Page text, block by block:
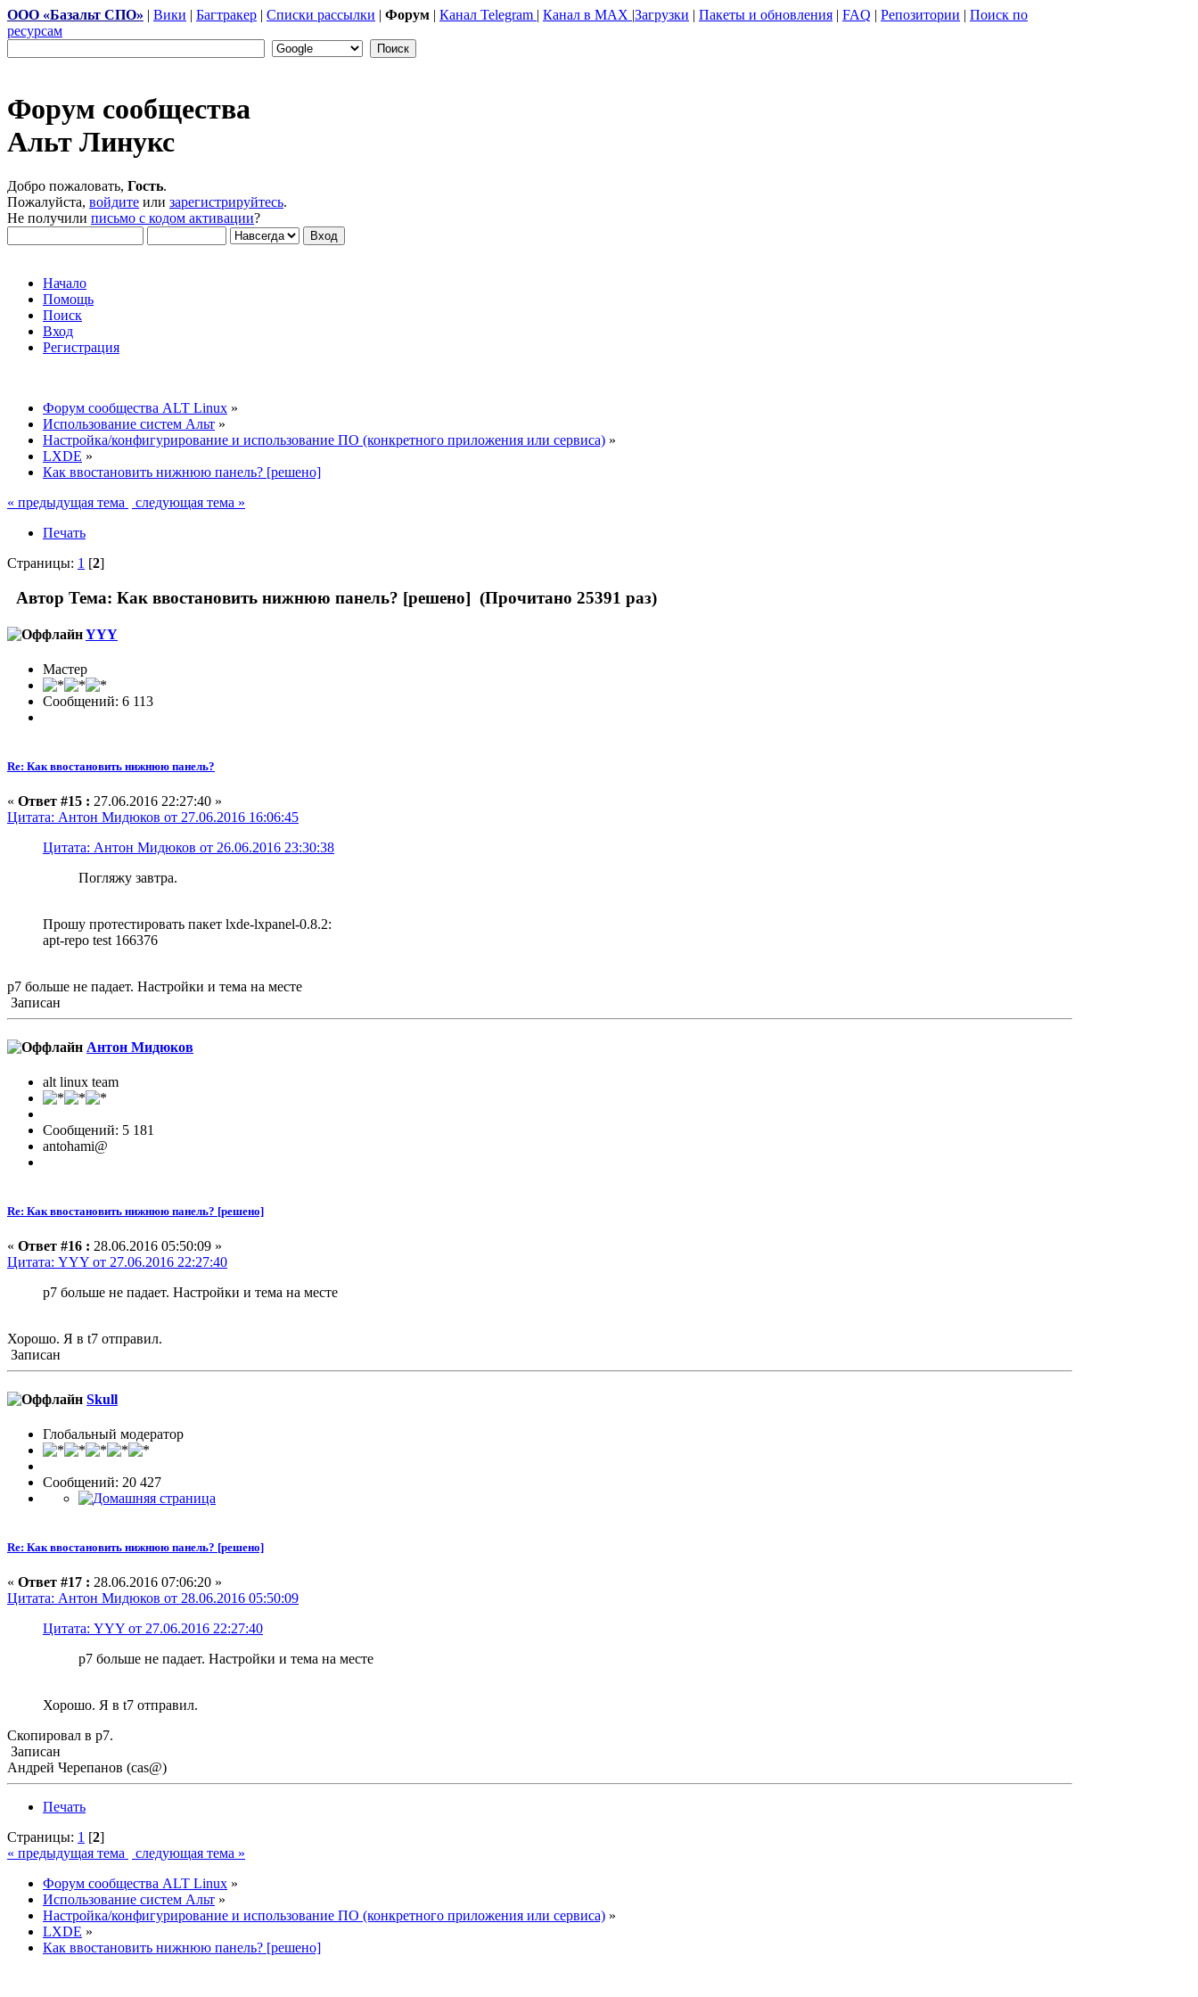
ООО «Базальт СПО» | Вики | Багтракер | Списки рассылки | Форум | Канал Telegram | Канал в MAX |Загрузки | Пакеты и обновления | FAQ | Репозитории | Поиск по
ресурсам
Форум сообщества
Альт Линукс
Добро пожаловать, Гость.
Пожалуйста, войдите или зарегистрируйтесь.
Не получили письмо с кодом активации?
Начало
Помощь
Поиск
Вход
Регистрация
Форум сообщества ALT Linux »
Использование систем Альт »
Настройка/конфигурирование и использование ПО (конкретного приложения или сервиса) »
LXDE »
Как ввостановить нижнюю панель? [решено]
« предыдущая тема
следующая тема »
Печать
Страницы: 1 [2]
Автор Тема: Как ввостановить нижнюю панель? [решено] (Прочитано 25391 раз)
YYY
Мастер
Сообщений: 6 113
Re: Как ввостановить нижнюю панель?
« Ответ #15 : 27.06.2016 22:27:40 »
Цитата: Антон Мидюков от 27.06.2016 16:06:45
Цитата: Антон Мидюков от 26.06.2016 23:30:38
Погляжу завтра.
Прошу протестировать пакет lxde-lxpanel-0.8.2:
apt-repo test 166376
p7 больше не падает. Настройки и тема на месте
Записан
Антон Мидюков
alt linux team
Сообщений: 5 181
antohami@
Re: Как ввостановить нижнюю панель? [решено]
« Ответ #16 : 28.06.2016 05:50:09 »
Цитата: YYY от 27.06.2016 22:27:40
p7 больше не падает. Настройки и тема на месте
Хорошо. Я в t7 отправил.
Записан
Skull
Глобальный модератор
Сообщений: 20 427
Re: Как ввостановить нижнюю панель? [решено]
« Ответ #17 : 28.06.2016 07:06:20 »
Цитата: Антон Мидюков от 28.06.2016 05:50:09
Цитата: YYY от 27.06.2016 22:27:40
p7 больше не падает. Настройки и тема на месте
Хорошо. Я в t7 отправил.
Скопировал в p7.
Записан
Андрей Черепанов (cas@)
Печать
Страницы: 1 [2]
« предыдущая тема
следующая тема »
Форум сообщества ALT Linux »
Использование систем Альт »
Настройка/конфигурирование и использование ПО (конкретного приложения или сервиса) »
LXDE »
Как ввостановить нижнюю панель? [решено]